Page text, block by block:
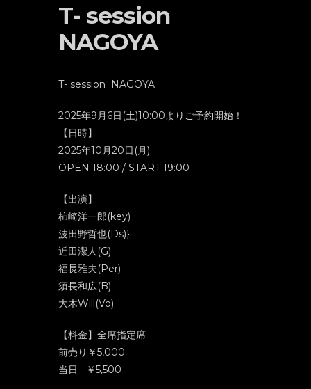
T- session
NAGOYA
T- session NAGOYA
2025年9月6日(土)10:00よりご予約開始！
【日時】
2025年10月20日(月)
OPEN 18:00 / START 19:00
【出演】
柿崎洋一郎(key)
波田野哲也(Ds)}
近田潔人(G)
福長雅夫(Per)
須長和広(B)
大木Will(Vo)
【料金】全席指定席
前売り￥5,000
当日 ￥5,500